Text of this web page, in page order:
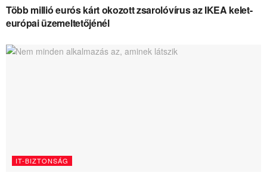
Több millió eurós kárt okozott zsarolóvírus az IKEA kelet-
európai üzemeltetőjénél
IT-BIZTONSÁG